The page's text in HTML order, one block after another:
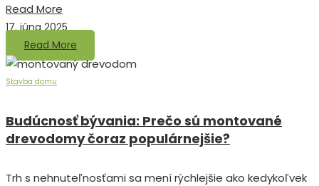
Read More
17. júna 2025
Read More
Stavba domu
Budúcnosť bývania: Prečo sú montované
drevodomy čoraz populárnejšie?
Trh s nehnuteľnosťami sa mení rýchlejšie ako kedykoľvek